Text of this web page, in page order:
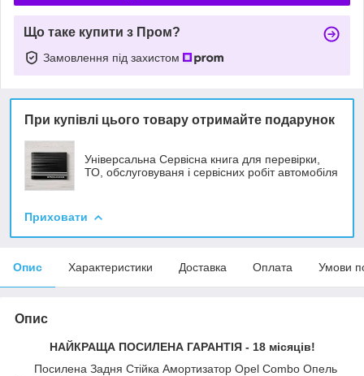
Що таке купити з Пром?
Замовлення під захистом
При купівлі цього товару отримайте подарунок
Універсальна Сервісна книга для перевірки,
ТО, обслуговуваня і сервісних робіт автомобіля
Приховати
Опис Характеристики Доставка Оплата Умови
Опис
НАЙКРАЩА ПОСИЛЕНА ГАРАНТІЯ - 18 місяців!
Посилена Задня Стійка Амортизатор Opel Combo Опель